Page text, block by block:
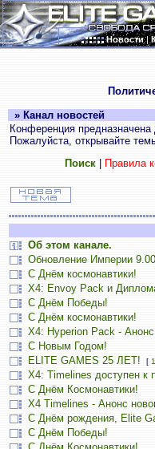
Новости|
» Канал новостей
Конференция
Пожалуйста, открывайте
Поиск| Правила
Об этом канале.
Обновление Империи
С Днём космонавтики!
X4: Envoy Pack и
С Днём Победы!
С Днём космонавтики!
X4: Hyperion Pack -
С Новым Годом!
ELITE GAMES 25 ЛЕТ!
[ 1
X4: Timelines доступен к
С Днём Космонавтики!
X4 Timelines - Анонс
С Днём рождения, Elite
С Днём Победы!